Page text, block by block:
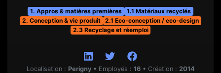
1. Appros & matières premières
1.1 Matériaux recyclés
2. Conception & vie produit
2.1 Eco-conception / eco-design
2.3 Recyclage et réemploi
Localisation : Perigny • Employés : 16 • Création : 2014